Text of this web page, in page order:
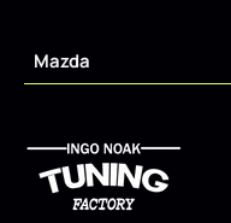
Mazda